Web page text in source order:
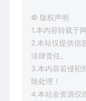
© 版权声明
1.本内容转载于
2.本站仅提供信
法律责任。
3.本内容若侵犯
除处理！
4.本站全资源仅